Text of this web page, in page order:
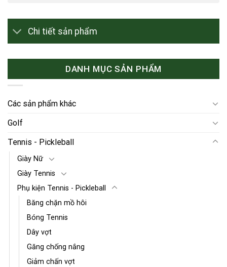
Chi tiết sản phẩm
DANH MỤC SẢN PHẨM
Các sản phẩm khác
Golf
Tennis - Pickleball
Giày Nữ
Giày Tennis
Phụ kiện Tennis - Pickleball
Băng chặn mồ hôi
Bóng Tennis
Dây vợt
Găng chống nắng
Giảm chấn vợt